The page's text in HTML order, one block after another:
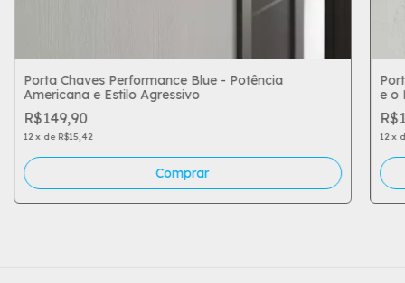
Porta Chaves Performance Blue - Potência
Americana e Estilo Agressivo
R$149,90
12 x de R$15,42
e o
12 x